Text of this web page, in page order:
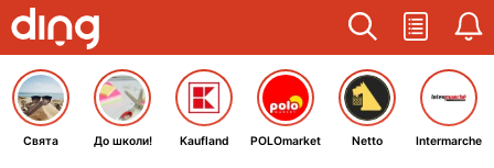
Свята До школи! Kaufland POLOmarket Netto Intermarche